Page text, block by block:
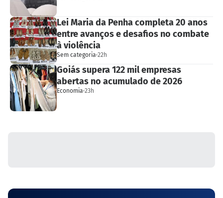
Lei Maria da Penha completa 20 anos
entre avanços e desafios no combate
à violência
Sem categoria·22h
Goiás supera 122 mil empresas
abertas no acumulado de 2026
Economia·23h